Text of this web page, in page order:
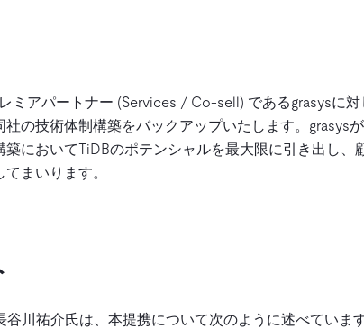
ミアパートナー (Services / Co-sell) であるgrasysに
社の技術体制構築をバックアップいたします。grasys
築においてTiDBのポテンシャルを最大限に引き出し、
まいります。
谷川祐介氏は、本提携について次のように述べていま